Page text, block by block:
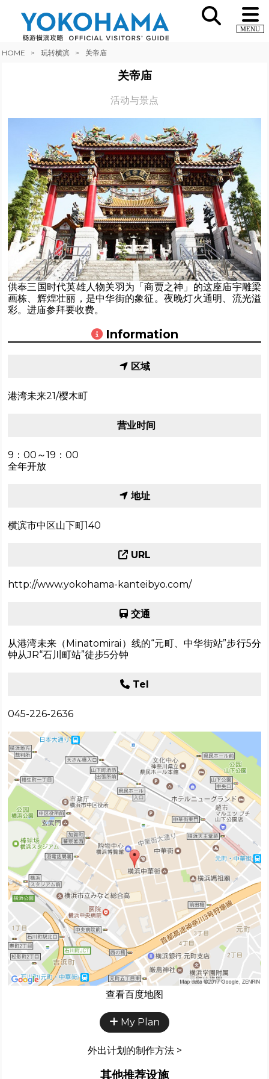
MENU
HOME 玩转横滨 关帝庙
关帝庙
活动与景点
供奉三国时代英雄人物关羽为「商贾之神」的这座庙宇雕梁
画栋、辉煌壮丽，是中华街的象征。夜晚灯火通明、流光溢
彩。进庙参拜要收费。
Information
区域
港湾未来21/樱木町
营业时间
9：00～19：00
全年开放
地址
横滨市中区山下町140
URL
http://www.yokohama-kanteibyo.com/
交通
从港湾未来（Minatomirai）线的“元町、中华街站”步行5分
钟从JR“石川町站”徒步5分钟
Tel
045-226-2636
查看百度地图
My Plan
外出计划的制作方法 >
其他推荐设施